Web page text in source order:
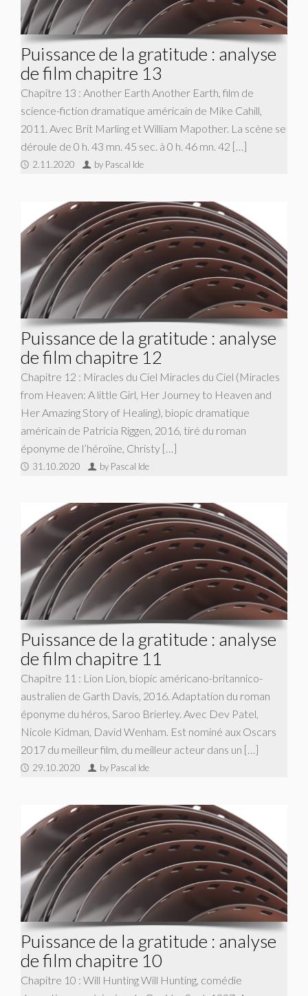
Puissance de la gratitude : analyse
de film chapitre 13
Chapitre 13 : Another Earth Another Earth, film de
science-fiction dramatique américain de Mike Cahill,
2011. Avec Brit Marling et William Mapother. La scène se
déroule de 0 h. 43 mn. 45 sec. à 0 h. 46 mn. 42 […]
2.11.2020 by Pascal Ide
Puissance de la gratitude : analyse
de film chapitre 12
Chapitre 12 : Miracles du Ciel Miracles du Ciel (Miracles
from Heaven: A little Girl, Her Journey to Heaven and
Her Amazing Story of Healing), biopic dramatique
américain de Patricia Riggen, 2016, tiré du roman
éponyme de l’héroïne, Christy […]
31.10.2020 by Pascal Ide
Puissance de la gratitude : analyse
de film chapitre 11
Chapitre 11 : Lion Lion, biopic américano-britannico-
australien de Garth Davis, 2016. Adaptation du roman
éponyme du héros, Saroo Brierley. Avec Dev Patel,
Nicole Kidman, David Wenham. Est nominé aux Oscars
2017 du meilleur film, du meilleur acteur dans un […]
29.10.2020 by Pascal Ide
Puissance de la gratitude : analyse
de film chapitre 10
Chapitre 10 : Will Hunting Will Hunting, comédie